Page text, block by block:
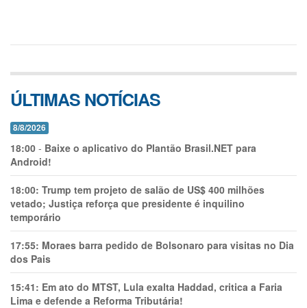
ÚLTIMAS NOTÍCIAS
8/8/2026
18:00 - Baixe o aplicativo do Plantão Brasil.NET para
Android!
18:00: Trump tem projeto de salão de US$ 400 milhões
vetado; Justiça reforça que presidente é inquilino
temporário
17:55: Moraes barra pedido de Bolsonaro para visitas no Dia
dos Pais
15:41: Em ato do MTST, Lula exalta Haddad, critica a Faria
Lima e defende a Reforma Tributária!